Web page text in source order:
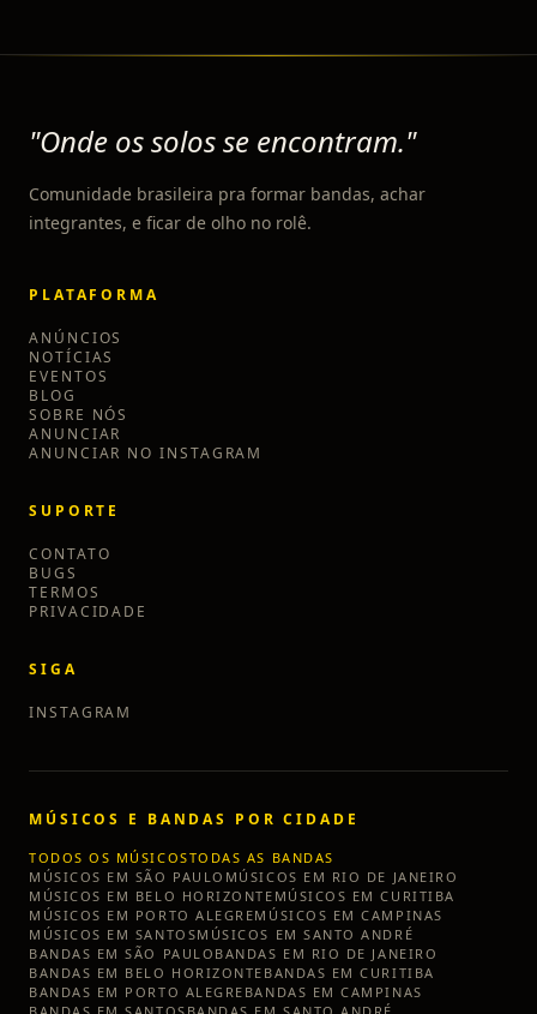
"Onde os solos se encontram."
Comunidade brasileira pra formar bandas, achar
integrantes, e ficar de olho no rolê.
PLATAFORMA
ANÚNCIOS
NOTÍCIAS
EVENTOS
BLOG
SOBRE NÓS
ANUNCIAR
ANUNCIAR NO INSTAGRAM
SUPORTE
CONTATO
BUGS
TERMOS
PRIVACIDADE
SIGA
INSTAGRAM
MÚSICOS E BANDAS POR CIDADE
TODOS OS MÚSICOSTODAS AS BANDAS
MÚSICOS EM SÃO PAULO MÚSICOS EM RIO DE JANEIRO
MÚSICOS EM BELO HORIZONTE MÚSICOS EMCURITIBA
MÚSICOS EM PORTO ALEGREMÚSICOS EMCAMPINAS
MÚSICOS EM SANTOSMÚSICOS EMSANTO ANDRÉ
BANDAS EMSÃO PAULO BANDAS EM RIO DE JANEIRO
BANDAS EM BELO HORIZONTE BANDAS EMCURITIBA
BANDAS EM PORTO ALEGRE BANDAS EMCAMPINAS